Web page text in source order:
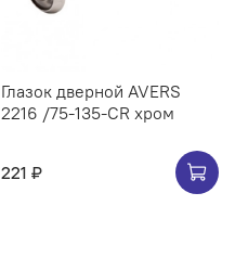
Глазок дверной AVERS
2216 /75-135-CR хром
221 ₽